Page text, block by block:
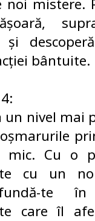
noi mistere.
bântuite.
un nivel mai
Cu o
te cu un
te în
care îl